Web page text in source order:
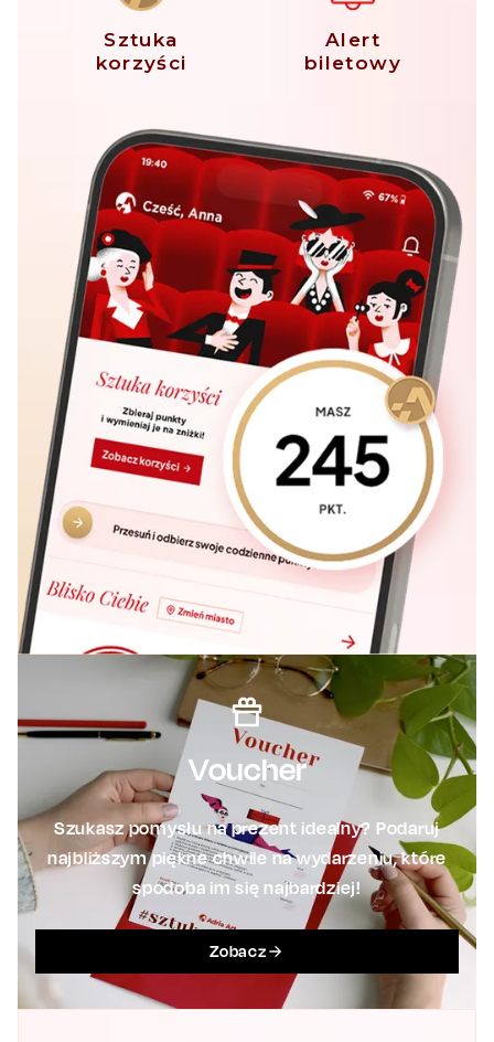
Sztuka
korzyści
Alert
biletowy
Voucher
Szukasz pomysłu na prezent idealny? Podaruj
najbliższym piękne chwile na wydarzeniu, które
spodoba im się najbardziej!
Zobacz